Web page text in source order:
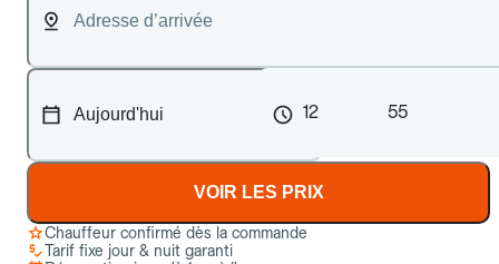
12 55
VOIR LES PRIX
Chauffeur confirmé dès la commande
Tarif fixe jour & nuit garanti